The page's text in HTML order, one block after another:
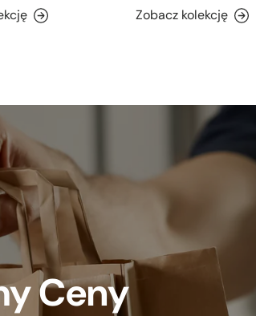
Zobacz kolekcję
Ceny